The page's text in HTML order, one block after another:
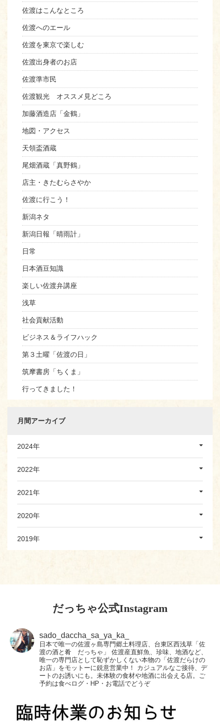
佐渡はこんなところ
佐渡へのエール
佐渡を東京で楽しむ
佐渡出身者のお店
佐渡準市民
佐渡観光 オススメ見どころ
加藤酒造店「金鶴」
地図・アクセス
天領盃酒蔵
尾畑酒蔵「真野鶴」
店主・きたむらさやか
佐渡に行こう！
新潟ネタ
新潟日報「晴雨計」
日常
日本酒豆知識
楽しい佐渡弁講座
浅草
社会貢献活動
ビジネス＆ライフハック
第３土曜「佐渡の日」
筑摩書房「ちくま」
行ってきました！
月間アーカイブ
2024年
2022年
2021年
2020年
2019年
だっちゃ公式Instagram
sado_daccha_sa_ya_ka_
日本で唯一の佐渡ヶ島専門郷土料理店、台東区西浅草「佐
渡の酒と肴 だっちゃ」
佐渡産直鮮魚、珍味、地酒など、
唯一の専門店として恥ずかしくない本物の「佐渡だらけの
お店」をモットーに鋭意営業中！
カジュアルなご接待、デ
ートのお誘いにも。未体験の食材や地酒に出会える店。ご
予約は食べログ・HP・お電話でどうぞ